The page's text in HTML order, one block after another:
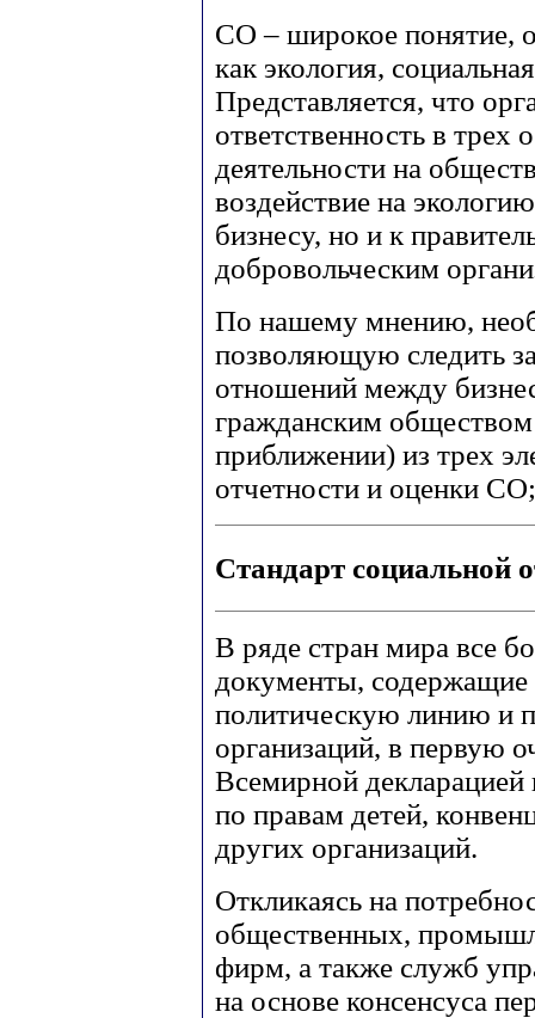
СО – широкое понятие,
как экология,
Представляется, что
ответственность в трех
деятельности на
воздействие на
бизнесу, но и к
добровольческим
По нашему мнению,
позволяющую следить
отношений между
гражданским
приближении) из трех
отчетности и оценки
Стандарт социальной
В ряде стран мира все
документы, содержащие
политическую линию и
организаций, в первую
Всемирной
по правам детей,
других организаций.
Откликаясь на
общественных,
фирм, а также служб
на основе консенсуса